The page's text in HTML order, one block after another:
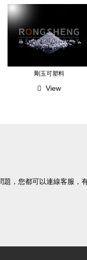
剛玉可塑料
View
題，您都可以連線客服